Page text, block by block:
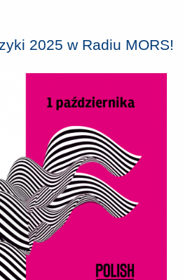
2025 w Radiu MORS!